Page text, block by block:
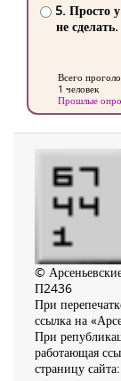
5. Просто
не сделать.
Всего
1 человек
Прошлые
©
П2436
При
ссылка на
При
работающая
страницу сайта: